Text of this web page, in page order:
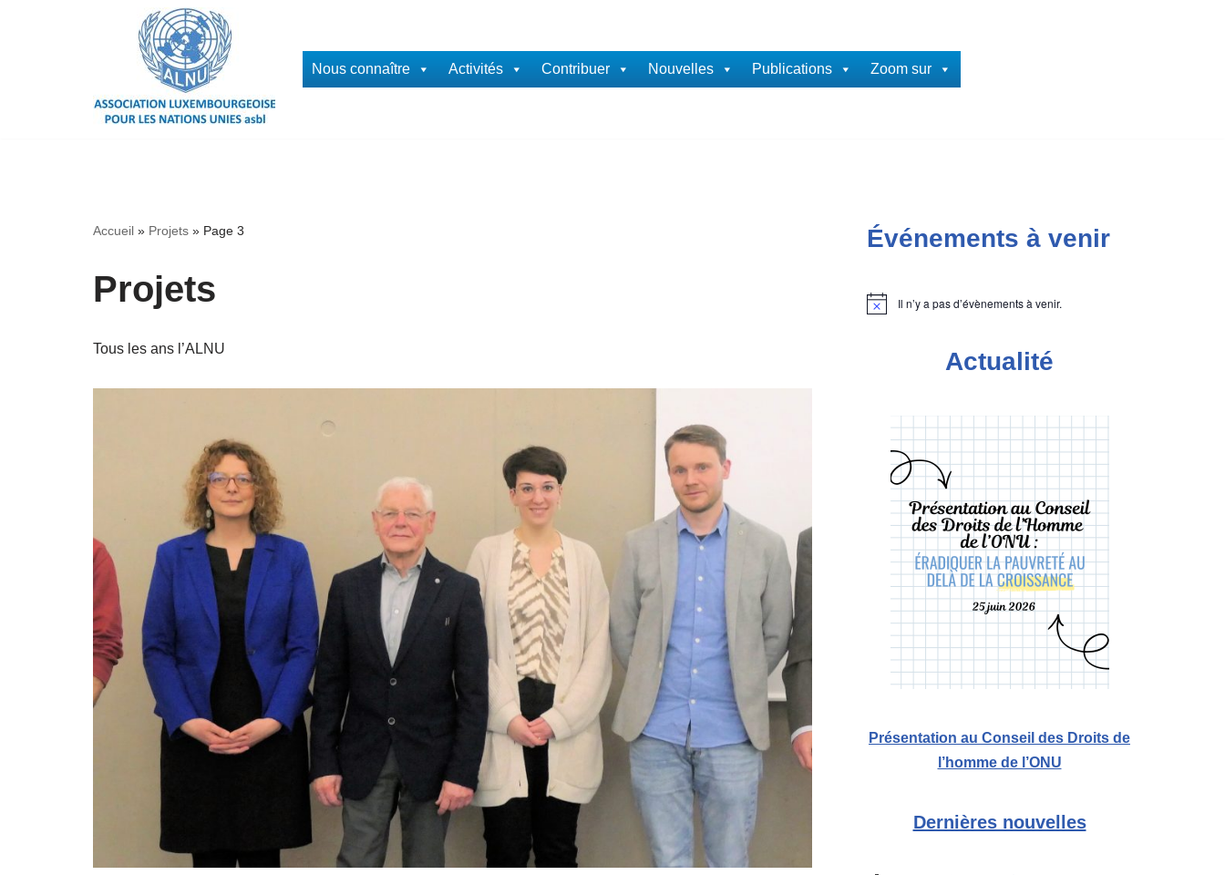
Nous connaître Activités Contribuer Nouvelles Publications Zoom sur
Accueil » Projets » Page 3
Projets
Tous les ans l’ALNU
Événements à venir
Notice Il n’y a pas d’évènements à venir.
Actualité
Présentation au Conseil des Droits de
l’homme de l’ONU
Dernières nouvelles